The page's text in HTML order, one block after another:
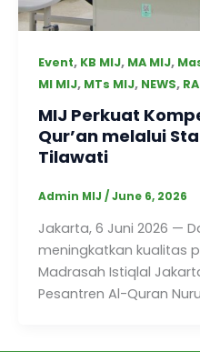
Event, KB MIJ, MA MIJ,
MI MIJ, MTs MIJ, NEWS,
MIJ Perkuat
Qur’an melalui
Tilawati
Admin MIJ /June 6, 2026
Jakarta, 6 Juni 2026 —
meningkatkan kualitas
Madrasah Istiqlal
Pesantren Al-Quran